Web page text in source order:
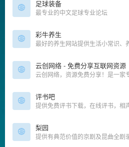
足球装备
最专业的中文足球专业论坛
彩牛养生
云创网络 - 免费分享互联网资源
评书吧
提供免费评书下载，在线评书，相
梨园
提供有典范价值的京剧及昆曲全剧